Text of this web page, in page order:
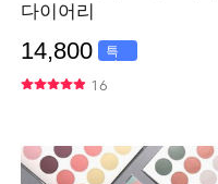
다이어리
14,800
특
가
16